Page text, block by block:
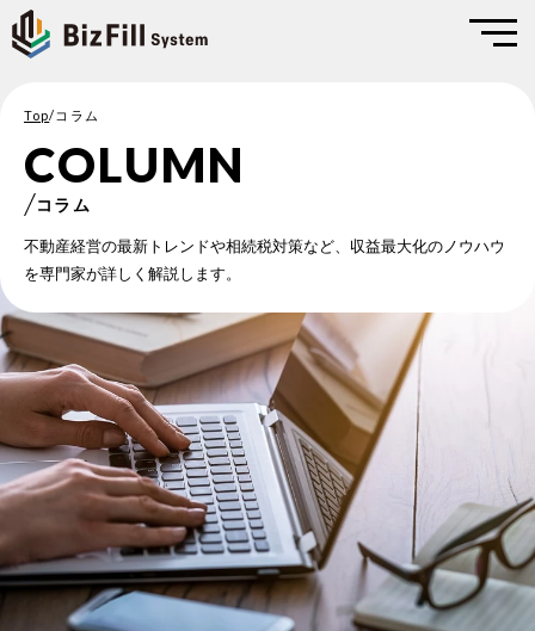
Top/ コラム
COLUMN
コラム
不動産経営の最新トレンドや相続税対策など、収益最大化のノウハウ
を専門家が詳しく解説します。